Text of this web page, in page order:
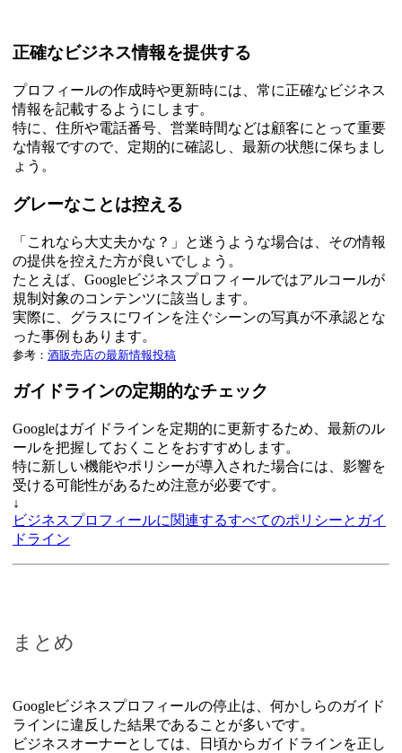
正確なビジネス情報を提供する
プロフィールの作成時や更新時には、常に正確なビジネス
情報を記載するようにします。
特に、住所や電話番号、営業時間などは顧客にとって重要
な情報ですので、定期的に確認し、最新の状態に保ちまし
ょう。
グレーなことは控える
「これなら大丈夫かな？」と迷うような場合は、その情報
の提供を控えた方が良いでしょう。
たとえば、Googleビジネスプロフィールではアルコールが
規制対象のコンテンツに該当します。
実際に、グラスにワインを注ぐシーンの写真が不承認とな
った事例もあります。
参考： 酒販売店の最新情報投稿
ガイドラインの定期的なチェック
Googleはガイドラインを定期的に更新するため、最新のル
ールを把握しておくことをおすすめします。
特に新しい機能やポリシーが導入された場合には、影響を
受ける可能性があるため注意が必要です。
↓
ビジネスプロフィールに関連するすべてのポリシーとガイ
ドライン
まとめ
Googleビジネスプロフィールの停止は、何かしらのガイド
ラインに違反した結果であることが多いです。
ビジネスオーナーとしては、日頃からガイドラインを正し